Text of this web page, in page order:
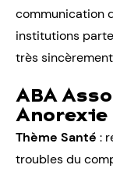
communication
institutions
très
ABA
Anorexie
Thème Santé :
troubles du